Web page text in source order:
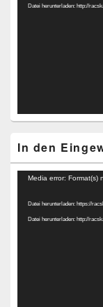
Datei herunterladen: http://
In den
Video-
Media error: Format(s)
Datei herunterladen: https://
Datei herunterladen: http://